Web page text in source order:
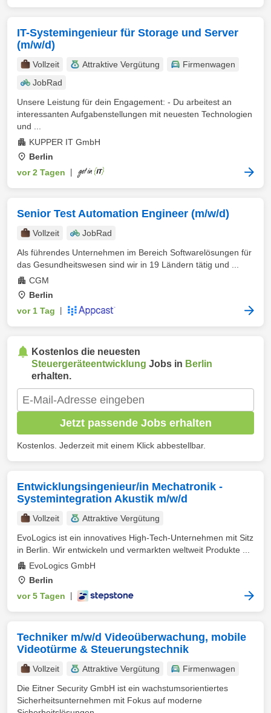
IT-Systemingenieur für Storage und Server
(m/w/d)
Vollzeit Attraktive Vergütung
Firmenwagen
JobRad
Unsere Leistung für dein Engagement: - Du arbeitest an
interessanten Aufgabenstellungen mit neuesten Technologien
und ...
KUPPER IT GmbH
Berlin
vor 2 Tagen
Senior Test Automation Engineer (m/w/d)
Vollzeit
JobRad
Als führendes Unternehmen im Bereich Softwarelösungen für
das Gesundheitswesen sind wir in 19 Ländern tätig und ...
CGM
Berlin
vor 1 Tag
Kostenlos die neuesten
Steuergeräteentwicklung Jobs in Berlin
erhalten.
Jetzt passende Jobs erhalten
Kostenlos. Jederzeit mit einem Klick abbestellbar.
Entwicklungsingenieur/in Mechatronik -
Systemintegration Akustik m/w/d
Vollzeit
Attraktive Vergütung
EvoLogics ist ein innovatives High-Tech-Unternehmen mit Sitz
in Berlin. Wir entwickeln und vermarkten weltweit Produkte ...
EvoLogics GmbH
Berlin
vor 5 Tagen
Techniker m/w/d Videoüberwachung, mobile
Videotürme & Steuerungstechnik
Vollzeit Attraktive Vergütung
Firmenwagen
Die Eitner Security GmbH ist ein wachstumsorientiertes
Sicherheitsunternehmen mit Fokus auf moderne